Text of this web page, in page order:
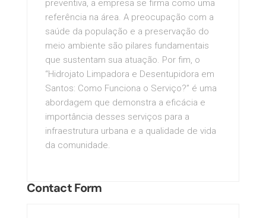
preventiva, a empresa se firma como uma
referência na área. A preocupação com a
saúde da população e a preservação do
meio ambiente são pilares fundamentais
que sustentam sua atuação. Por fim, o
“Hidrojato Limpadora e Desentupidora em
Santos: Como Funciona o Serviço?” é uma
abordagem que demonstra a eficácia e
importância desses serviços para a
infraestrutura urbana e a qualidade de vida
da comunidade.
Contact Form